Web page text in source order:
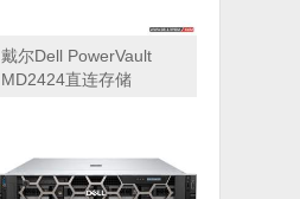
戴尔Dell PowerVault
MD2424直连存储